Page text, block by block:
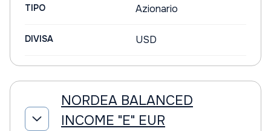
TIPO Azionario
DIVISA USD
NORDEA BALANCED
INCOME "E" EUR